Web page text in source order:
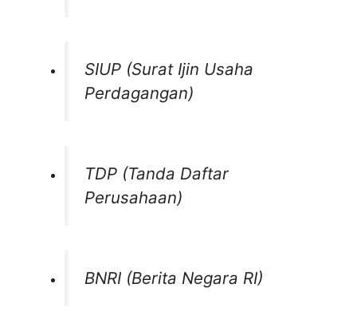
SIUP (Surat Ijin Usaha
Perdagangan)
TDP (Tanda Daftar
Perusahaan)
BNRI (Berita Negara RI)